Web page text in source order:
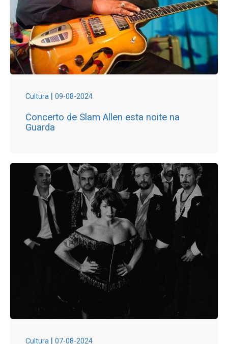
Cultura | 09-08-2024
Concerto de Slam Allen esta noite na
Guarda
Cultura | 07-08-2024